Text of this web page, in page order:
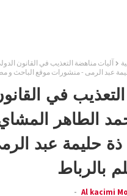
عبد الرمى - منشورات موقع الباحث و
في
ذة حليمة عبد
بالرباط